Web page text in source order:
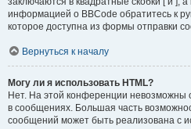
информацией о BBCode обратитесь к
которое доступна из формы отправки
Вернуться к началу
Могу ли я использовать HTML?
Нет. На этой конференции невозможны
в сообщениях. Большая часть
сообщений может быть реализована с